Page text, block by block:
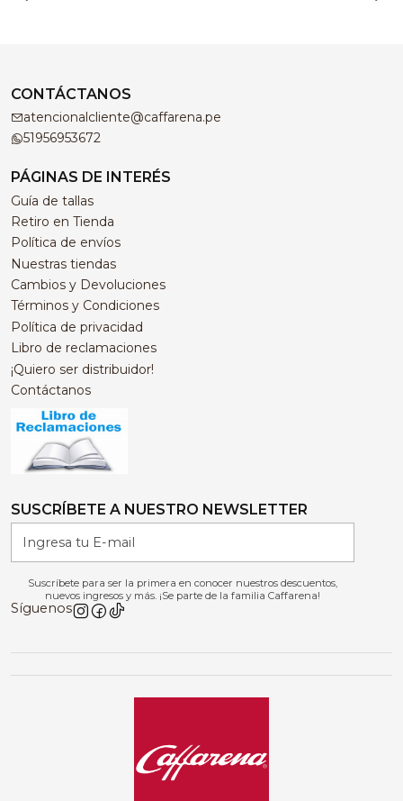
CONTÁCTANOS
atencionalcliente@caffarena.pe
51956953672
PÁGINAS DE INTERÉS
Guía de tallas
Retiro en Tienda
Política de envíos
Nuestras tiendas
Cambios y Devoluciones
Términos y Condiciones
Política de privacidad
Libro de reclamaciones
¡Quiero ser distribuidor!
Contáctanos
SUSCRÍBETE A NUESTRO NEWSLETTER
Suscríbete para ser la primera en conocer nuestros descuentos,
nuevos ingresos y más. ¡Se parte de la familia Caffarena!
Síguenos